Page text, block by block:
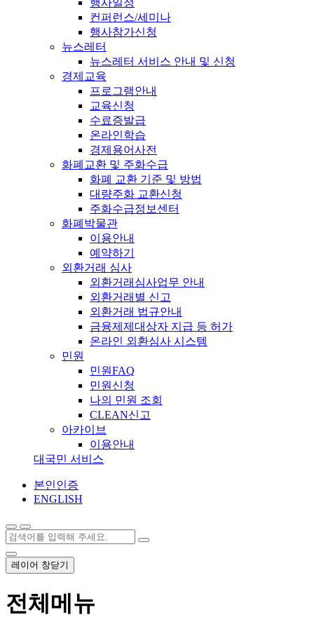
컨퍼런스/세미나
행사참가신청
뉴스레터
뉴스레터 서비스 안내 및 신청
경제교육
프로그램안내
교육신청
수료증발급
온라인학습
경제용어사전
화폐교환 및 주화수급
화폐 교환 기준 및 방법
대량주화 교환신청
주화수급정보센터
화폐박물관
이용안내
예약하기
외환거래 심사
외환거래심사업무 안내
외환거래별 신고
외환거래 법규안내
금융제제대상자 지급 등 허가
온라인 외환심사 시스템
민원
민원FAQ
민원신청
나의 민원 조회
CLEAN신고
아카이브
이용안내
대국민 서비스
본인인증
ENGLISH
레이어 창닫기
전체메뉴